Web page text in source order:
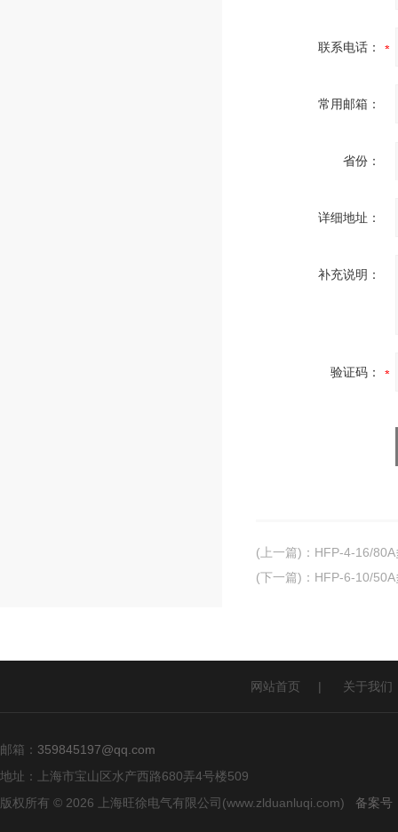
联系电话：
常用邮箱：
省份：
详细地址：
补充说明：
验证码：
(上一篇) ： HFP-4-16/
(下一篇) ： HFP-6-10/
网站首页 | 关于我们
邮箱： 359845197@qq.com
地址：上海市宝山区水产西路680弄4号楼509
版权所有 © 2026 上海旺徐电气有限公司(www.zlduanluqi.com) 备案号